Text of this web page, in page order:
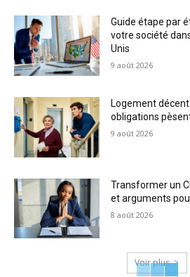
Guide étape par
votre société
Unis
9 août 2026
Logement
obligations
9 août 2026
Transformer un
et arguments
8 août 2026
Voir plus